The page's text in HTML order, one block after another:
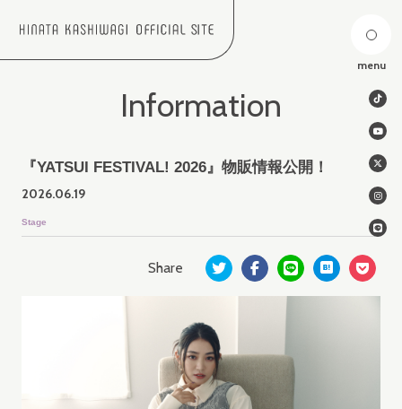
menu
Information
『YATSUI FESTIVAL! 2026』物販情報公開！
2026.06.19
Stage